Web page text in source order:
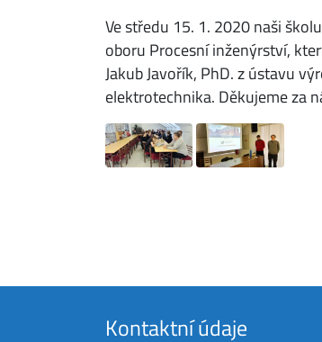
Ve středu 15. 1. 2020 naši
oboru Procesní inženýrství,
Jakub Javořík, PhD. z ústavu
elektrotechnika. Děkujeme za
Kontaktní údaje